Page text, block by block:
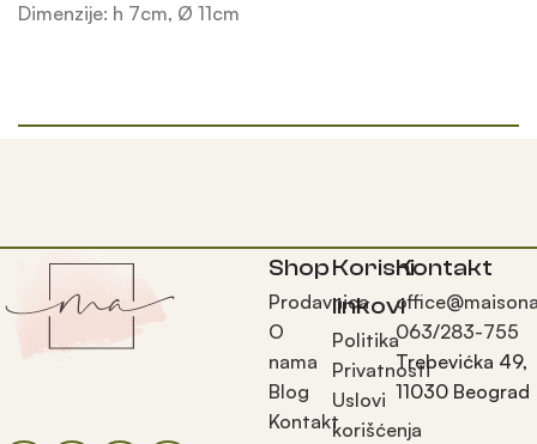
Dimenzije: h 7cm, Ø 11cm
Shop
Prodavnica
O
nama
Blog
Kontakt
Korisni
linkovi
Politika
Privatnosti
Uslovi
korišćenja
Kontakt
063/283-755
Trebevićka 49,
11030 Beograd